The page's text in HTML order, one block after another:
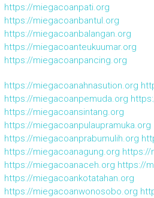
https://miegacoanpati.org
https://miegacoanbantul.org
https://miegacoanbalangan.org
https://miegacoanteukuumar.org
https://miegacoanpancing.org
https://miegacoanahnasution.org
https://miegacoanpemuda.org
https://miegacoansintang.org
https://miegacoanpulaupramuka.org
https://miegacoanprabumulih.org
https://miegacoanagung.org https://
https://miegacoanaceh.org https://
https://miegacoankotatahan.org
https://miegacoanwonosobo.org